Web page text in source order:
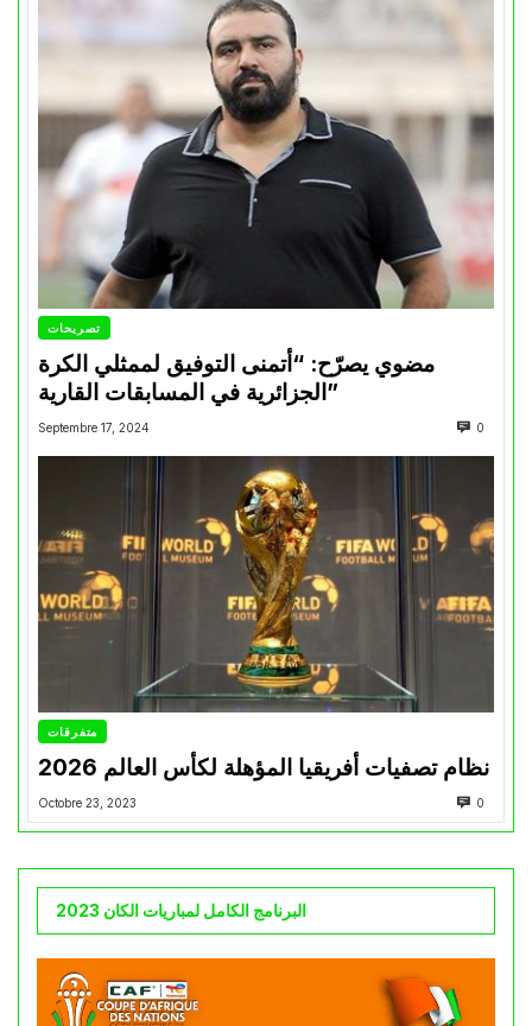
تصريحات
مضوي يصرّح: “أتمنى التوفيق لممثلي الكرة
الجزائرية في المسابقات القارية”
Septembre 17, 2024 0
متفرقات
نظام تصفيات أفريقيا المؤهلة لكأس العالم 2026
Octobre 23, 2023 0
البرنامج الكامل لمباريات الكان 2023